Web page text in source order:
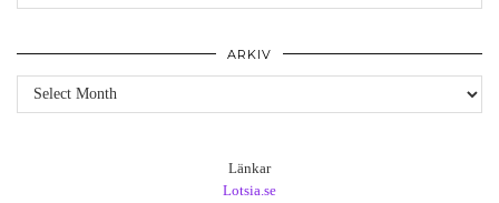
ARKIV
Arkiv
Länkar
Lotsia.se